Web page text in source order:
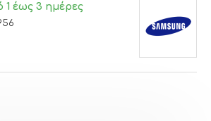
1 έως 3 ημέρες